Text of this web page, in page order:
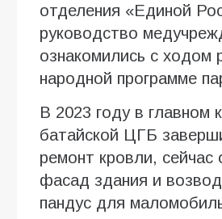
отделения «Единой
руководство
ознакомились с ходом
народной программе
В 2023 году в главном
батайской ЦГБ
ремонт кровли, сейчас
фасад здания и
пандус для